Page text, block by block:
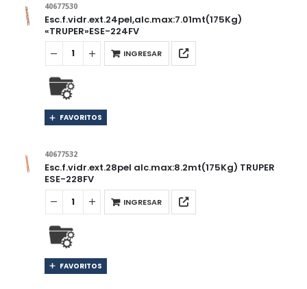
40677530
Esc.f.vidr.ext.24pel,alc.max:7.01mt(175Kg)
«TRUPER»ESE-224FV
INGRESAR
FAVORITOS
40677532
Esc.f.vidr.ext.28pel alc.max:8.2mt(175Kg) TRUPER
ESE-228FV
INGRESAR
FAVORITOS